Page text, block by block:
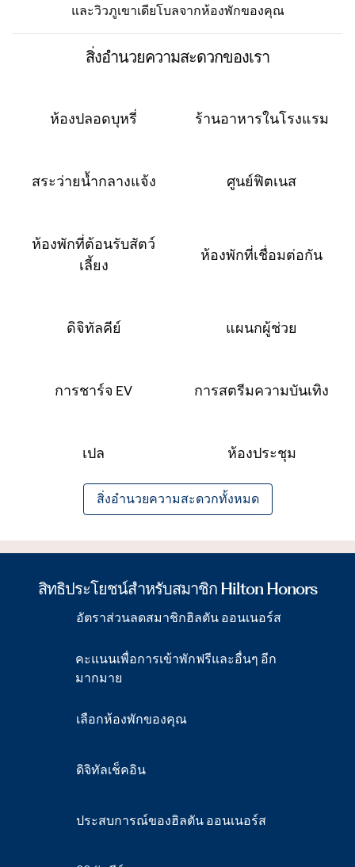
และวิวภูเขาเดียโบลจากห้องพักของคุณ
สิ่งอํานวยความสะดวกของเรา
ห้องปลอดบุหรี่ ร้านอาหารในโรงแรม
สระว่ายน้ำกลางแจ้ง ศูนย์ฟิตเนส
ห้องพักที่ต้อนรับสัตว์
เลี้ยง
ห้องพักที่เชื่อมต่อกัน
ดิจิทัลคีย์ แผนกผู้ช่วย
การชาร์จ EV การสตรีมความบันเทิง
เปล ห้องประชุม
สิ่งอํานวยความสะดวกทั้งหมด
สิทธิประโยชน์สำหรับสมาชิก Hilton Honors
อัตราส่วนลดสมาชิกฮิลตัน ออนเนอร์ส
คะแนนเพื่อการเข้าพักฟรีและอื่นๆ อีก
มากมาย
เลือกห้องพักของคุณ
ดิจิทัลเช็คอิน
ประสบการณ์ของฮิลตัน ออนเนอร์ส